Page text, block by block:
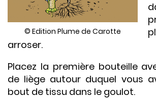
© Edition Plume de Carotte
arroser.
Placez la première bouteille
de liège autour duquel vous
bout de tissu dans le goulot.